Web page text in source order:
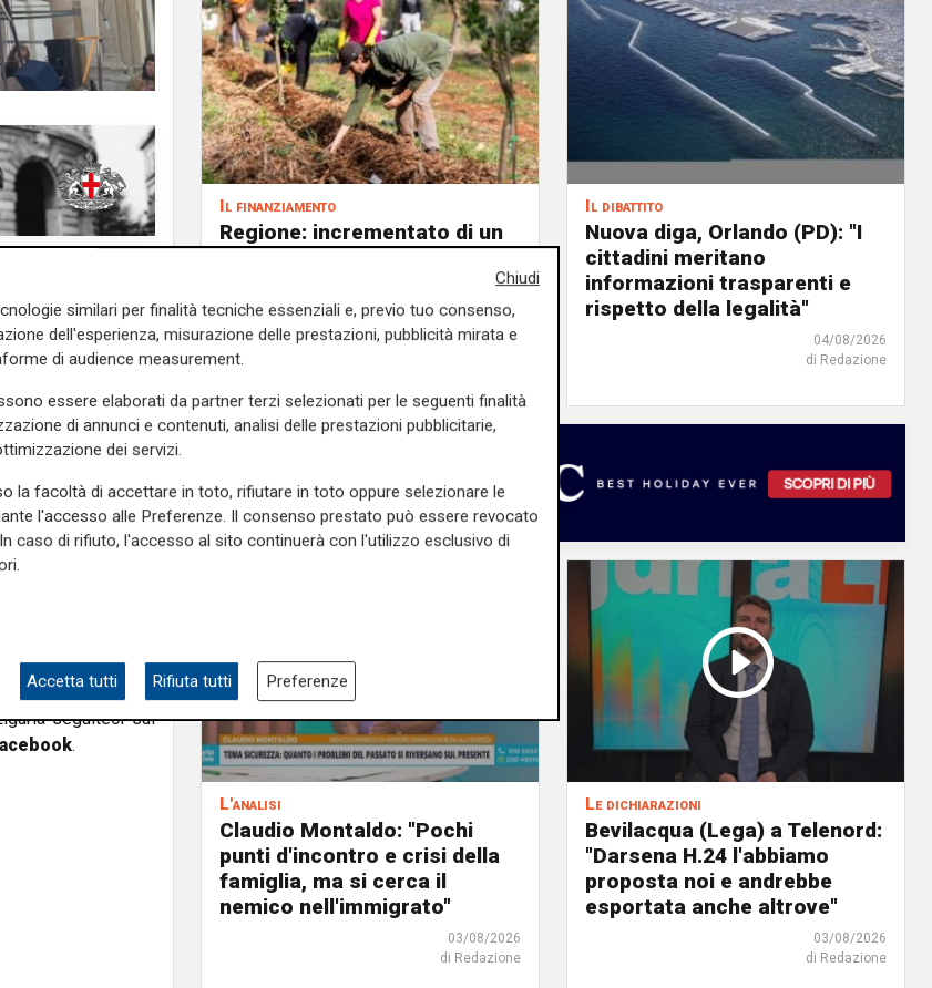
contro la
Regione Liguria
detrattrici, che gli
inalberando un
non le donne a
del governatore,
chiesto a tutti e
oggi dobbiamo
Ma davvero non
la violenza
Perché a forza di
di restare soli e
seguiteci sul
.
Il finanziamento
Regione: incrementato di un
milione il bando per
l'innovazione nell'agricoltura
04/08/2026
di Redazione
Il dibattito
Nuova diga, Orlando (PD): "I
cittadini meritano
informazioni trasparenti e
rispetto della legalità"
04/08/2026
di Redazione
L'analisi
Claudio Montaldo: "Pochi
punti d'incontro e crisi della
famiglia, ma si cerca il
nemico nell'immigrato"
03/08/2026
di Redazione
Le dichiarazioni
Bevilacqua (Lega) a Telenord:
"Darsena H.24 l'abbiamo
proposta noi e andrebbe
esportata anche altrove"
03/08/2026
di Redazione
Chiudi
similari per finalità tecniche essenziali e, previo tuo consenso,
dell'esperienza, misurazione delle prestazioni, pubblicità mirata e
di audience measurement.
essere elaborati da partner terzi selezionati per le seguenti finalità
di annunci e contenuti, analisi delle prestazioni pubblicitarie,
dei servizi.
la facoltà di accettare in toto, rifiutare in toto oppure selezionare le
l'accesso alle Preferenze. Il consenso prestato può essere revocato
caso di rifiuto, l'accesso al sito continuerà con l'utilizzo esclusivo di
Accetta tutti Rifiuta tutti Preferenze